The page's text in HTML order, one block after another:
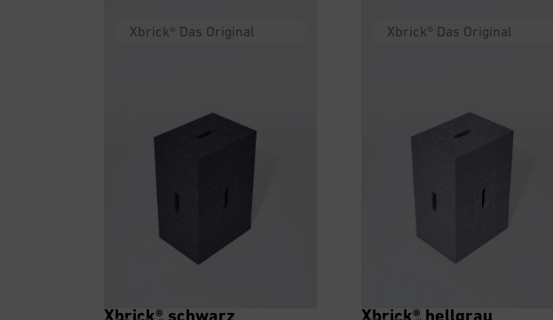
Xbrick® Das Original
Xbrick® schwarz
Xbrick® Das Original
Xbrick® hellgrau